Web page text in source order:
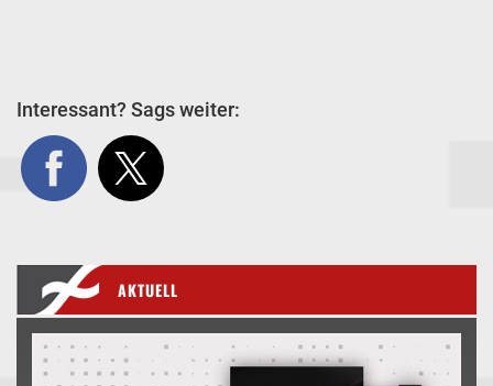
Interessant? Sags weiter:
AKTUELL